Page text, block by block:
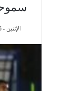
سموحة يخوض 5
الإثنين - 26 سبتمبر 2022